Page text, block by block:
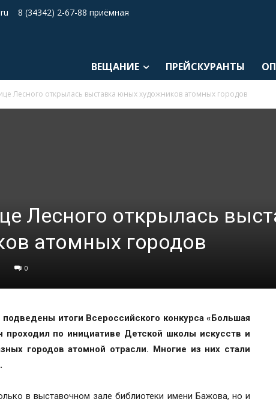
8 (34342) 2-67-88 приёмная
ВЕЩАНИЕ ПРЕЙСКУРАНТЫ
Лесного открылась выставка юных художников атомных городов
Лесного открылась
атомных городов
0
итоги Всероссийского конкурса «Большая
проходил по инициативе Детской школы искусств и
городов атомной отрасли. Многие из них стали
в выставочном зале библиотеки имени Бажова, но и